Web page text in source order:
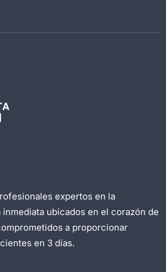
expertos en la
ubicados en el corazón de
a proporcionar
en 3 días.